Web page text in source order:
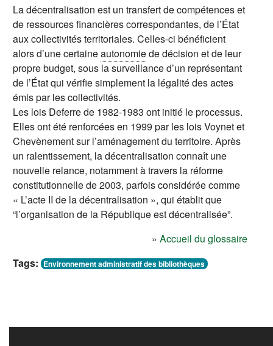
La décentralisation est un transfert de compétences et
de ressources financières correspondantes, de l’État
aux collectivités territoriales. Celles-ci bénéficient
alors d’une certaineautonomiede décision et de leur
propre budget, sous la surveillance d’un représentant
de l’État qui vérifie simplement la légalité des actes
émis par les collectivités.
Les lois Deferre de 1982-1983 ont initié le processus.
Elles ont été renforcées en 1999 par les lois Voynet et
Chevènement sur l’aménagement du territoire. Après
un ralentissement, la décentralisation connaît une
nouvelle relance, notamment à travers la réforme
constitutionnelle de 2003, parfois considérée comme
« L’acte II de la décentralisation », qui établit que
“l’organisation de la République est décentralisée”.
» Accueil du glossaire
Tags: Environnement administratif des bibliothèques